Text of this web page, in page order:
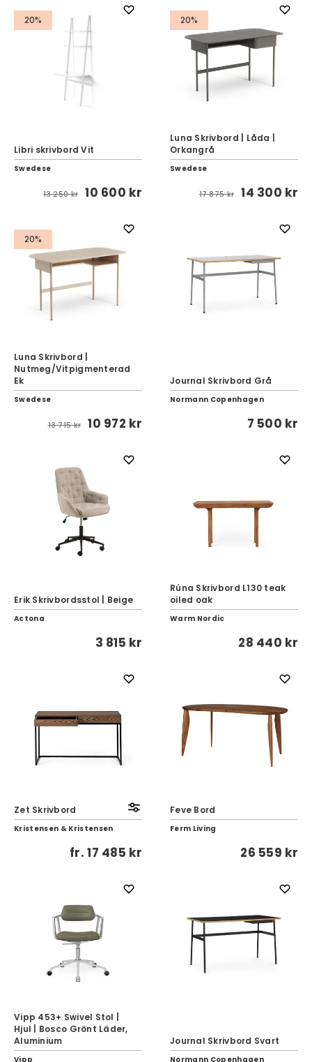
20%
Libri skrivbord Vit
Swedese
13 250 kr 10 600 kr
20%
Luna Skrivbord | Låda |
Orkangrå
Swedese
17 875 kr 14 300 kr
20%
Luna Skrivbord |
Nutmeg/Vitpigmenterad
Ek
Swedese
13 715 kr 10 972 kr
Journal Skrivbord Grå
Normann Copenhagen
7 500 kr
Erik Skrivbordsstol | Beige
Actona
3 815 kr
Rúna Skrivbord L130 teak
oiled oak
Warm Nordic
28 440 kr
Zet Skrivbord
Kristensen & Kristensen
fr.17 485 kr
Feve Bord
Ferm Living
26 559 kr
Vipp 453+ Swivel Stol |
Hjul | Bosco Grönt Läder,
Aluminium
Vipp
Journal Skrivbord Svart
Normann Copenhagen